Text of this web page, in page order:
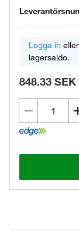
Logga in eller
lagersaldo.
848.33 SEK